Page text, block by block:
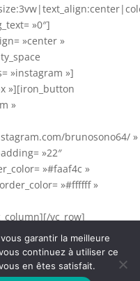
»0″]
»center »
»instagram »]
»][iron_button
»
brunosono64/ »
»22″
»#faaf4c »
»#ffffff »
vc_row]
Mentions légales
de vente
garantir la meilleure
continuez à utiliser ce
en êtes satisfait.